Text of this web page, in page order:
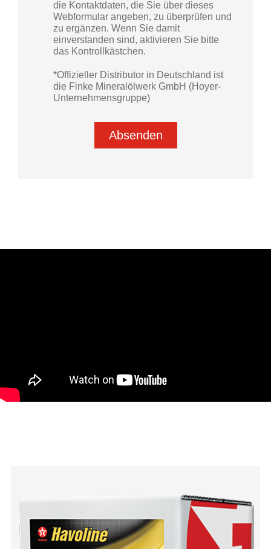
die Kontaktdaten, die Sie über dieses
Webformular angeben, zu überprüfen und
zu ergänzen. Wenn Sie damit
einverstanden sind, aktivieren Sie bitte
das Kontrollkästchen.
*Offizieller Distributor in Deutschland ist
die Finke Mineralölwerk GmbH (Hoyer-
Unternehmensgruppe)
Absenden